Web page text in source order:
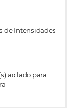
de Intensidades
ao lado para